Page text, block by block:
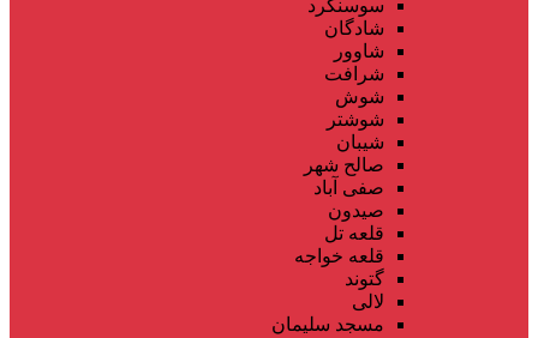
سوسنگرد
شادگان
شاوور
شرافت
شوش
شوشتر
شیبان
صالح شهر
صفی آباد
صیدون
قلعه تل
قلعه خواجه
گتوند
لالی
مسجد سلیمان